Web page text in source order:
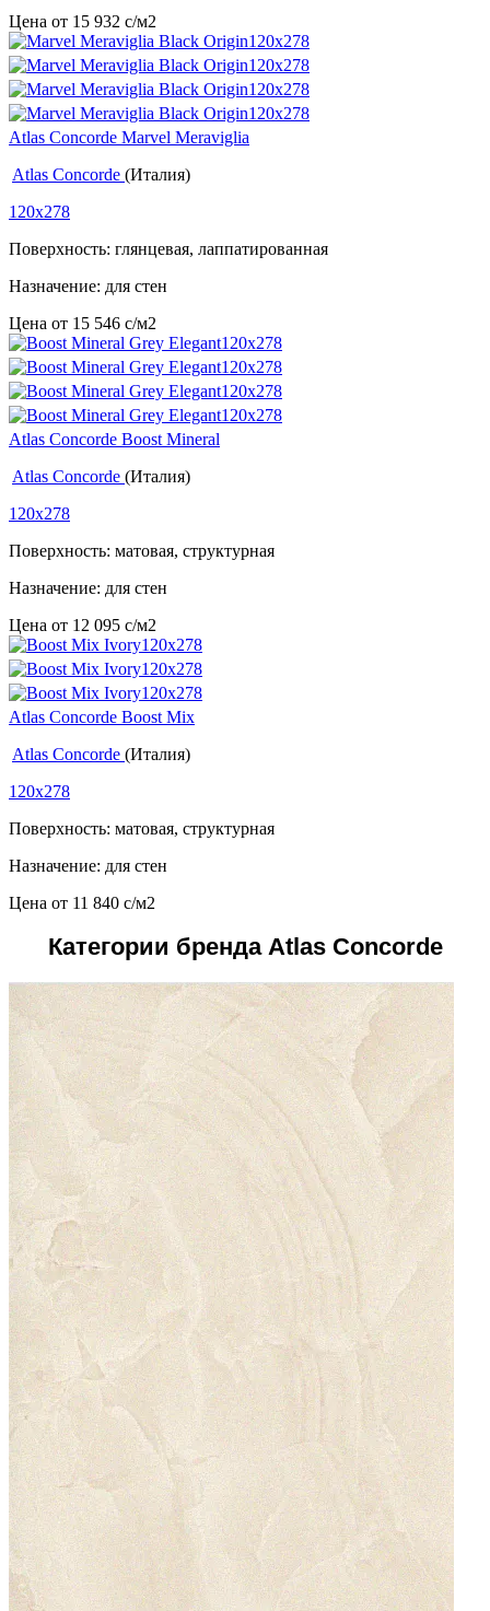
Цена от 15 932 c/м2
Atlas Concorde Marvel Meraviglia
Atlas Concorde (Италия)
120x278
Поверхность: глянцевая, лаппатированная
Назначение: для стен
Цена от 15 546 c/м2
Atlas Concorde Boost Mineral
Atlas Concorde (Италия)
120x278
Поверхность: матовая, структурная
Назначение: для стен
Цена от 12 095 c/м2
Atlas Concorde Boost Mix
Atlas Concorde (Италия)
120x278
Поверхность: матовая, структурная
Назначение: для стен
Цена от 11 840 c/м2
Категории бренда Atlas Concorde